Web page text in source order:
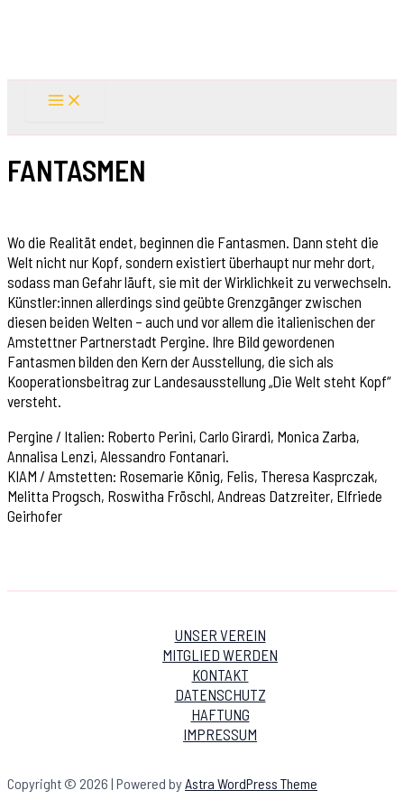
FANTASMEN
Wo die Realität endet, beginnen die Fantasmen. Dann steht die
Welt nicht nur Kopf, sondern existiert überhaupt nur mehr dort,
sodass man Gefahr läuft, sie mit der Wirklichkeit zu verwechseln.
Künstler:innen allerdings sind geübte Grenzgänger zwischen
diesen beiden Welten – auch und vor allem die italienischen der
Amstettner Partnerstadt Pergine. Ihre Bild gewordenen
Fantasmen bilden den Kern der Ausstellung, die sich als
Kooperationsbeitrag zur Landesausstellung „Die Welt steht Kopf“
versteht.
Pergine / Italien: Roberto Perini, Carlo Girardi, Monica Zarba,
Annalisa Lenzi, Alessandro Fontanari.
KIAM / Amstetten: Rosemarie König, Felis, Theresa Kasprczak,
Melitta Progsch, Roswitha Fröschl, Andreas Datzreiter, Elfriede
Geirhofer
UNSER VEREIN
MITGLIED WERDEN
KONTAKT
DATENSCHUTZ
HAFTUNG
IMPRESSUM
Copyright © 2026 | Powered byAstra WordPress Theme